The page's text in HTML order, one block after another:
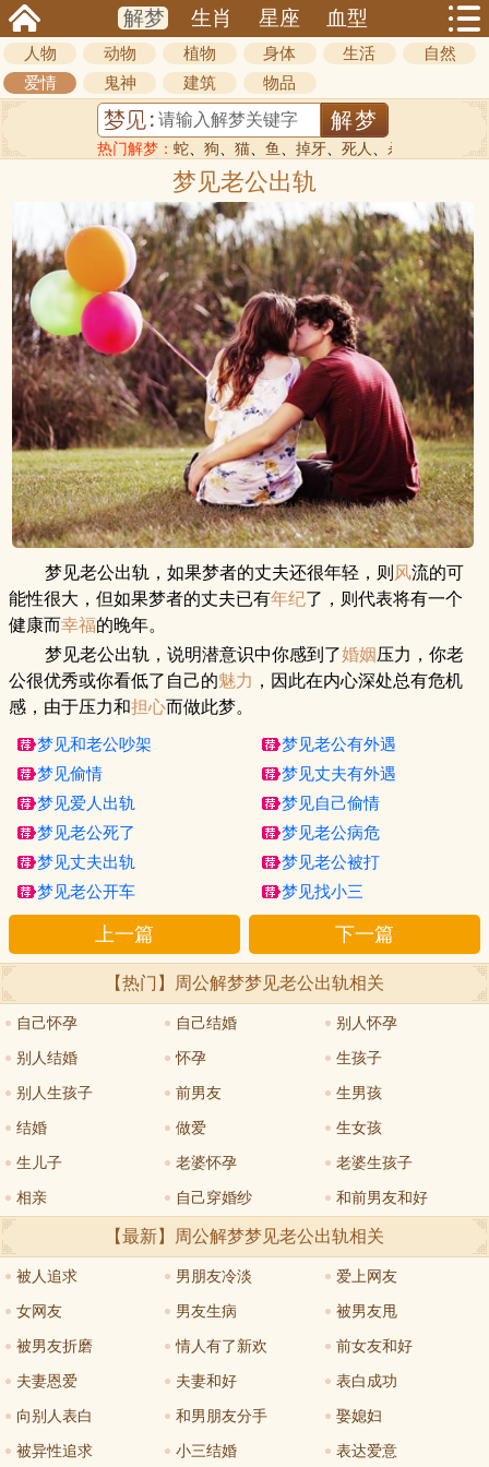
解梦 生肖 星座 血型
人物 动物 植物 身体 生活
自然
爱情
鬼神 建筑 物品
热门解梦： 蛇、 狗、 猫、 鱼 、 掉牙、 死人 、 杀人
梦见老公出轨
梦见老公出轨，如果梦者的丈夫还很年轻，则 风流的可
能性很大，但如果梦者的丈夫已有年纪了，则代表将有一个
健康而幸福的晚年。
梦见老公出轨，说明潜意识中你感到了婚姻压力，你老
公很优秀或你看低了自己的魅力 ，因此在内心深处总有危机
感，由于压力和担心而做此梦。
梦见和老公吵架
梦见老公有外遇
梦见偷情
梦见丈夫有外遇
梦见爱人出轨
梦见自己偷情
梦见老公死了
梦见老公病危
梦见丈夫出轨
梦见老公被打
梦见老公开车
梦见找小三
上一篇 下一篇
【热门】周公解梦梦见老公出轨相关
自己怀孕 自己结婚 别人怀孕
别人结婚 怀孕 生孩子
别人生孩子 前男友 生男孩
结婚 做爱 生女孩
生儿子 老婆怀孕 老婆生孩子
相亲 自己穿婚纱 和前男友和好
【最新】周公解梦梦见老公出轨相关
被人追求 男朋友冷淡 爱上网友
女网友 男友生病 被男友甩
被男友折磨 情人有了新欢 前女友和好
夫妻恩爱 夫妻和好 表白成功
向别人表白 和男朋友分手 娶媳妇
被异性追求 小三结婚 表达爱意